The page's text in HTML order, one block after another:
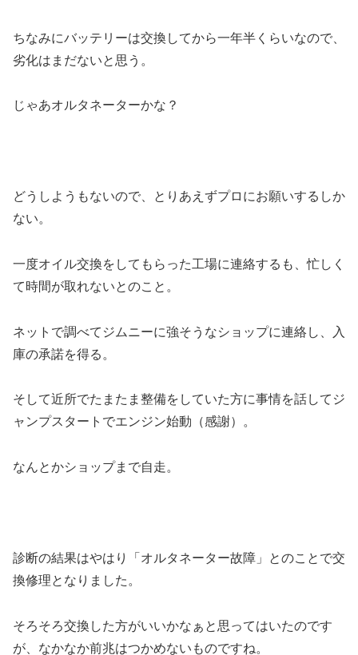
ちなみにバッテリーは交換してから一年半くらいなので、
劣化はまだないと思う。
じゃあオルタネーターかな？
どうしようもないので、とりあえずプロにお願いするしか
ない。
一度オイル交換をしてもらった工場に連絡するも、忙しく
て時間が取れないとのこと。
ネットで調べてジムニーに強そうなショップに連絡し、入
庫の承諾を得る。
そして近所でたまたま整備をしていた方に事情を話してジ
ャンプスタートでエンジン始動（感謝）。
なんとかショップまで自走。
診断の結果はやはり「オルタネーター故障」とのことで交
換修理となりました。
そろそろ交換した方がいいかなぁと思ってはいたのです
が、なかなか前兆はつかめないものですね。